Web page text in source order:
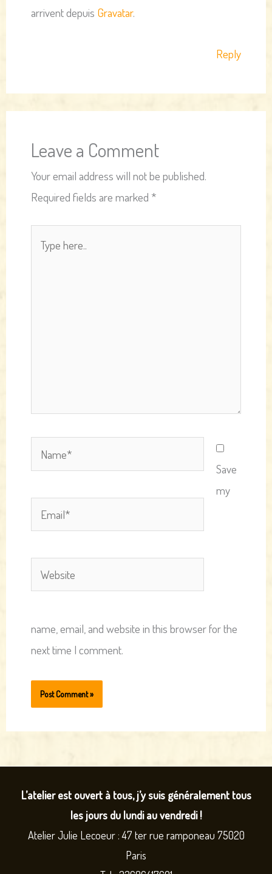
arrivent depuis Gravatar.
Reply
Leave a Comment
Your email address will not be published.
Required fields are marked *
here..
Name*
Email*
Website
Save
my
name, email, and website in this browser for the
next time I comment.
L’atelier est ouvert à tous, j’y suis généralement tous
les jours du lundi au vendredi !
Atelier Julie Lecoeur : 47 ter rue ramponeau 75020
Paris